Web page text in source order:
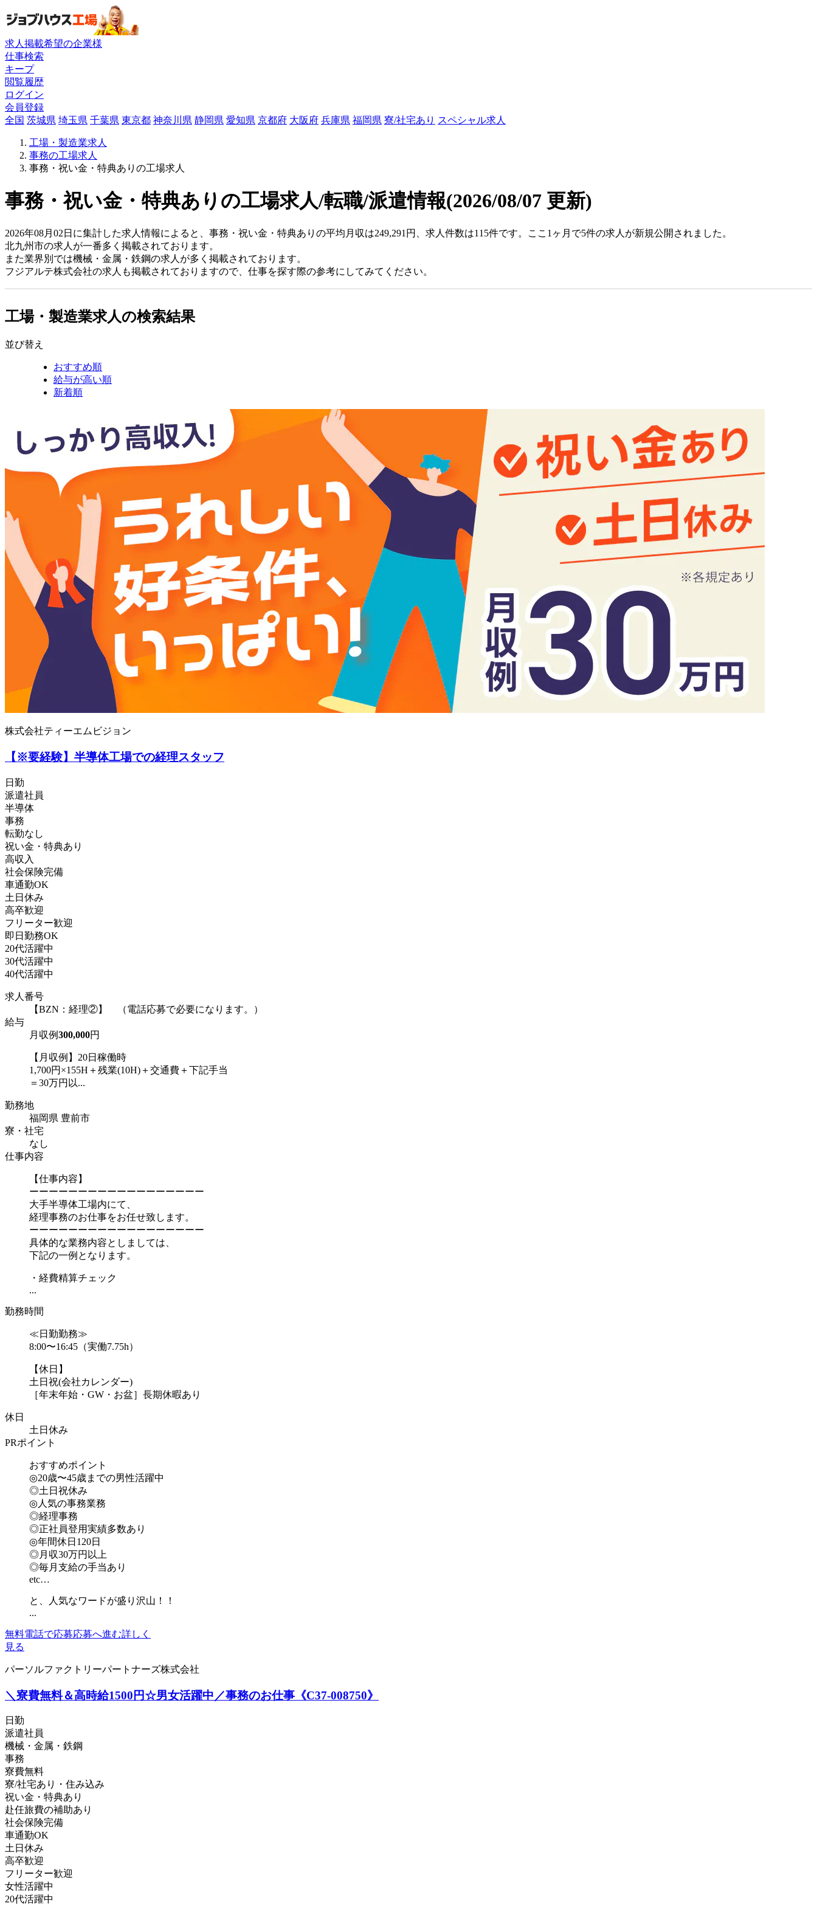
求人掲載希望の企業様
仕事検索
キープ
閲覧履歴
ログイン
会員登録
全国 茨城県 埼玉県 千葉県 東京都 神奈川県 静岡県 愛知県 京都府 大阪府 兵庫県 福岡県 寮/社宅あり スペシャル求人
工場・製造業求人
事務の工場求人
事務・祝い金・特典ありの工場求人
事務・祝い金・特典ありの工場求人/転職/派遣情報(2026/08/07 更新)
2026年08月02日に集計した求人情報によると、事務・祝い金・特典ありの平均月収は249,291円、求人件数は115件です。ここ1ヶ月で5件の求人が新規公開されました。
北九州市の求人が一番多く掲載されております。
また業界別では機械・金属・鉄鋼の求人が多く掲載されております。
フジアルテ株式会社の求人も掲載されておりますので、仕事を探す際の参考にしてみてください。
工場・製造業求人の検索結果
並び替え
おすすめ順
給与が高い順
新着順
株式会社ティーエムビジョン
【※要経験】半導体工場での経理スタッフ
日勤
派遣社員
半導体
事務
転勤なし
祝い金・特典あり
高収入
社会保険完備
車通勤OK
土日休み
高卒歓迎
フリーター歓迎
即日勤務OK
20代活躍中
30代活躍中
40代活躍中
求人番号
【BZN：経理②】 （電話応募で必要になります。）
給与
月収例300,000円
【月収例】20日稼働時
1,700円×155H＋残業(10H)＋交通費＋下記手当
＝30万円以...
勤務地
福岡県 豊前市
寮・社宅
なし
仕事内容
【仕事内容】
ーーーーーーーーーーーーーーーーーー
大手半導体工場内にて、
経理事務のお仕事をお任せ致します。
ーーーーーーーーーーーーーーーーーー
具体的な業務内容としましては、
下記の一例となります。
・経費精算チェック
...
勤務時間
≪日勤勤務≫
8:00〜16:45（実働7.75h）
【休日】
土日祝(会社カレンダー)
［年末年始・GW・お盆］長期休暇あり
休日
土日休み
PRポイント
おすすめポイント
◎20歳〜45歳までの男性活躍中
◎土日祝休み
◎人気の事務業務
◎経理事務
◎正社員登用実績多数あり
◎年間休日120日
◎月収30万円以上
◎毎月支給の手当あり
etc…
と、人気なワードが盛り沢山！！
...
無料電話で応募応募へ進む詳しく
見る
パーソルファクトリーパートナーズ株式会社
＼寮費無料＆高時給1500円☆男女活躍中／事務のお仕事《C37-008750》
日勤
派遣社員
機械・金属・鉄鋼
事務
寮費無料
寮/社宅あり・住み込み
祝い金・特典あり
赴任旅費の補助あり
社会保険完備
車通勤OK
土日休み
高卒歓迎
フリーター歓迎
女性活躍中
20代活躍中